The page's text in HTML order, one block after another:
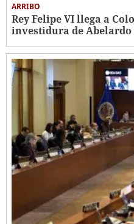
ARRIBO
Rey Felipe VI llega a
investidura de Abelardo